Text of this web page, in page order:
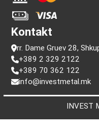
Informacion
Pyetje
Kushtet e përdorimit
Politika e privatësisë
Kërko me numrin serial
Pagesa